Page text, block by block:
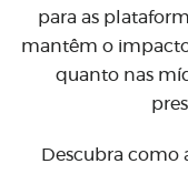
para as
mantêm o
quanto nas
Descubra como